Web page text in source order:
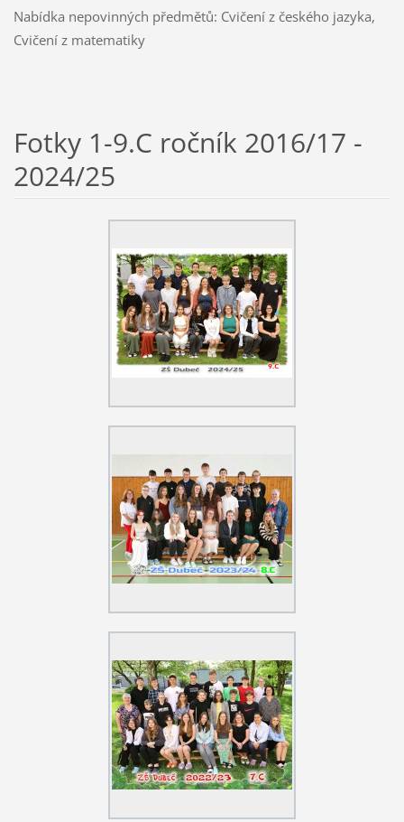
Nabídka nepovinných předmětů: Cvičení z českého jazyka,
Cvičení z matematiky
Fotky 1-9.C ročník 2016/17 -
2024/25